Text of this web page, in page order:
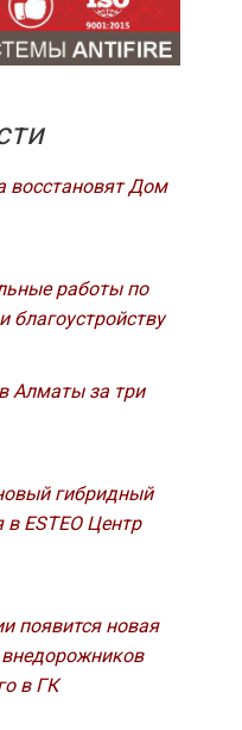
восстановят Дом
работы по
благоустройству
Алматы за три
гибридный
ESTEO Центр
появится новая
в ГК